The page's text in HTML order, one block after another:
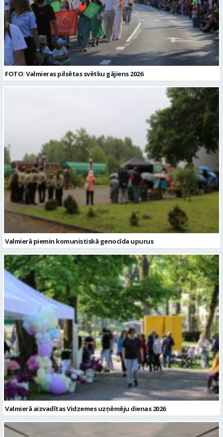
FOTO: Valmieras pilsētas svētku gājiens 2026
Valmierā piemin komunistiskā genocīda upurus
Valmierā aizvadītas Vidzemes uzņēmēju dienas 2026